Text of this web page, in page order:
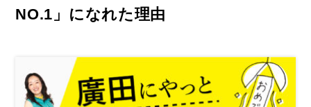
NO.1」になれた理由